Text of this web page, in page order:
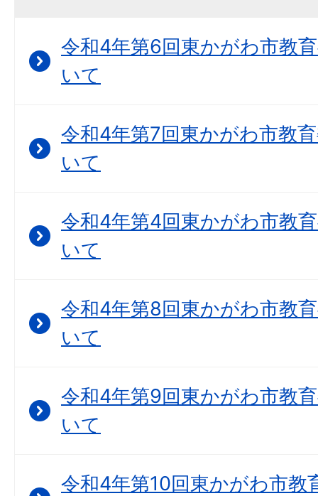
令和4年第6回東かがわ市教
いて
令和4年第7回東かがわ市教
いて
令和4年第4回東かがわ市教
いて
令和4年第8回東かがわ市教
いて
令和4年第9回東かがわ市教
いて
令和4年第10回東かがわ市教